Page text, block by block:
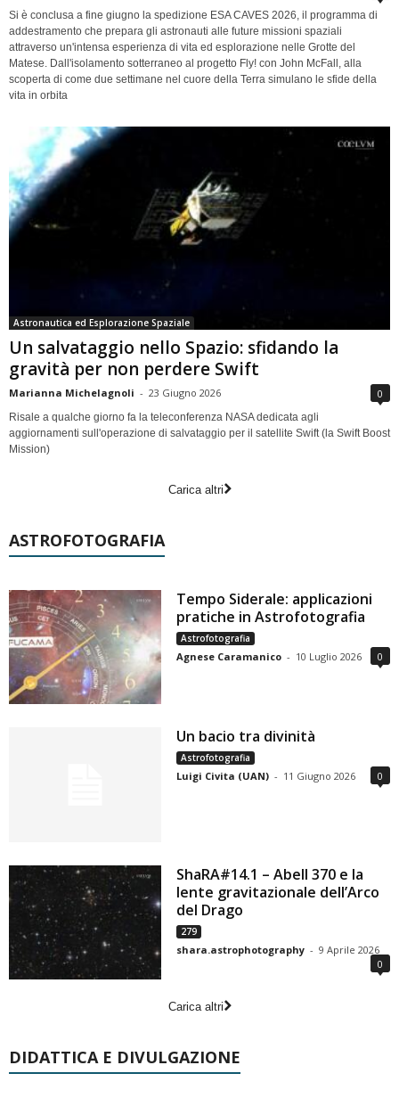
Si è conclusa a fine giugno la spedizione ESA CAVES 2026, il programma di
addestramento che prepara gli astronauti alle future missioni spaziali
attraverso un'intensa esperienza di vita ed esplorazione nelle Grotte del
Matese. Dall'isolamento sotterraneo al progetto Fly! con John McFall, alla
scoperta di come due settimane nel cuore della Terra simulano le sfide della
vita in orbita
Astronautica ed Esplorazione Spaziale
Un salvataggio nello Spazio: sfidando la
gravità per non perdere Swift
Marianna Michelagnoli - 23 Giugno 2026 0
Risale a qualche giorno fa la teleconferenza NASA dedicata agli
aggiornamenti sull'operazione di salvataggio per il satellite Swift (la Swift Boost
Mission)
Carica altri
ASTROFOTOGRAFIA
Tempo Siderale: applicazioni
pratiche in Astrofotografia
Astrofotografia
Agnese Caramanico - 10 Luglio 2026 0
Un bacio tra divinità
Astrofotografia
Luigi Civita (UAN) - 11 Giugno 2026 0
ShaRA#14.1 – Abell 370 e la
lente gravitazionale dell’Arco
del Drago
279
shara.astrophotography - 9 Aprile 2026
0
Carica altri
DIDATTICA E DIVULGAZIONE